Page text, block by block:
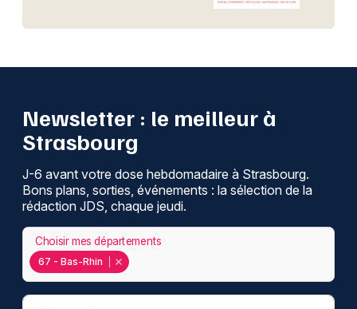
Newsletter : le meilleur à
Strasbourg
J-6 avant votre dose hebdomadaire à Strasbourg.
Bons plans, sorties, événements : la sélection de la
rédaction JDS, chaque jeudi.
67 - Bas-Rhin
Choisir mes départements